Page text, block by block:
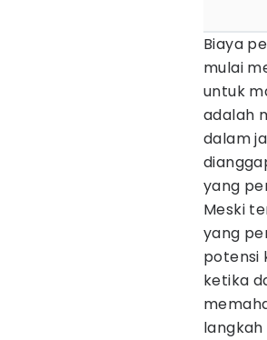
Biaya
mulai
untuk
adalah
dalam
yang
Meski
yang
potensi
ketika